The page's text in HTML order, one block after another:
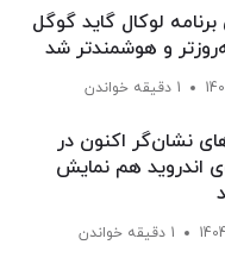
لوکال گاید گوگل
و هوشمندتر شد
1 دقیقه خواندن
نشان‌گر اکنون در
اندروید هم نمایش
1 دقیقه خواندن